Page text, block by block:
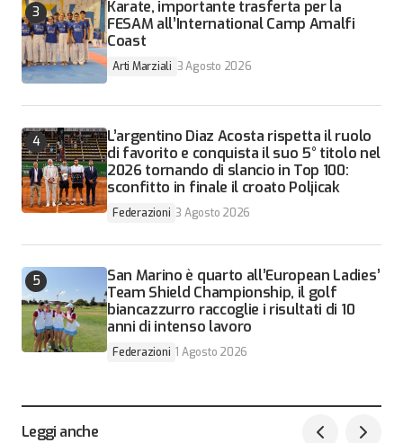
Karate, importante trasferta per la
FESAM all’International Camp Amalfi
Coast
Arti Marziali 3 Agosto 2026
L’argentino Diaz Acosta rispetta il ruolo
di favorito e conquista il suo 5° titolo nel
2026 tornando di slancio in Top 100:
sconfitto in finale il croato Poljicak
Federazioni 3 Agosto 2026
San Marino è quarto all’European Ladies’
Team Shield Championship, il golf
biancazzurro raccoglie i risultati di 10
anni di intenso lavoro
Federazioni 1 Agosto 2026
Leggi anche